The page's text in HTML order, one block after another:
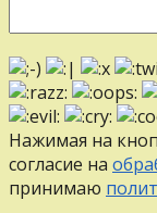
Нажимая на
согласие на
принимаю